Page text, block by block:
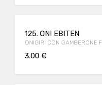
125. ONI EBITEN
ONIGIRI CON GAMBERONE
3.00 €